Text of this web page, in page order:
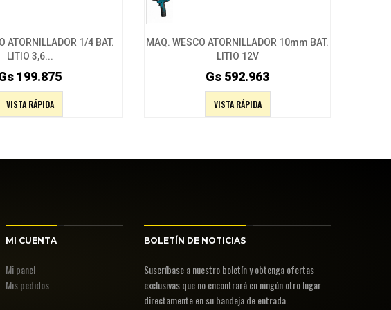
ATORNILLADOR 1/4 BAT.
LITIO 3,6...
199.875
VISTA RÁPIDA
MAQ. WESCO ATORNILLADOR 10mm BAT.
LITIO 12V
Gs 592.963
VISTA RÁPIDA
MI CUENTA
Mi panel
Mis pedidos
BOLETÍN DE NOTICIAS
Suscríbase a nuestro boletín y obtenga ofertas
exclusivas que no encontrará en ningún otro lugar
directamente en su bandeja de entrada.